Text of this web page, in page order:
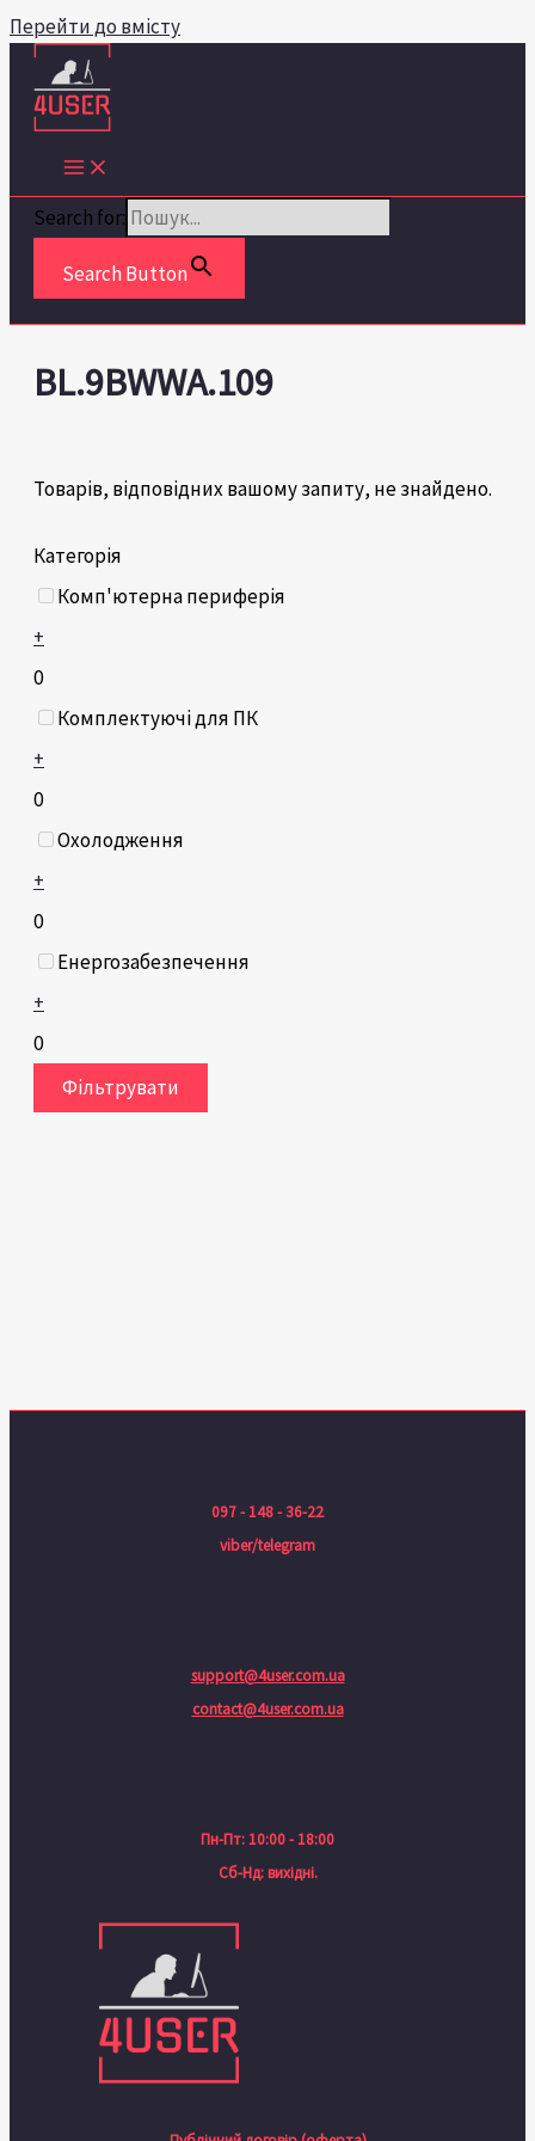
Перейти до вмісту
Search for:
Search Button
Категорія
Комп'ютерна периферія
+
0
Комплектуючі для ПК
+
0
Охолодження
+
0
Енергозабезпечення
+
0
Фільтрувати
BL.9BWWA.109
Товарів, відповідних вашому запиту, не знайдено.
097 - 148 - 36-22
viber/telegram
support@4user.com.ua
contact@4user.com.ua
Пн-Пт: 10:00 - 18:00
Сб-Нд: вихідні.